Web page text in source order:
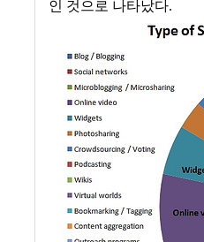
인 것으로 나타났다.